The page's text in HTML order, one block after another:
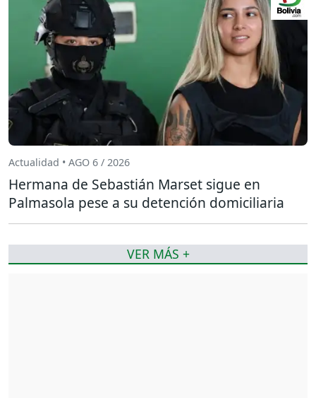
Actualidad • AGO 6 / 2026
Hermana de Sebastián Marset sigue en
Palmasola pese a su detención domiciliaria
VER MÁS +